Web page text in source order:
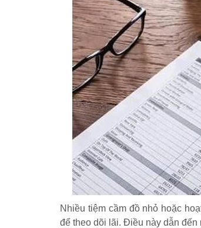
Nhiều tiệm cầm đồ nhỏ hoặc
để theo dõi lãi. Điều này dẫn đến